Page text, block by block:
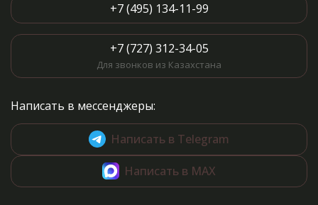
+7 (495) 134-11-99
+7 (727) 312-34-05
Для звонков из Казахстана
Написать в мессенджеры:
Написать в Telegram
Написать в MAX